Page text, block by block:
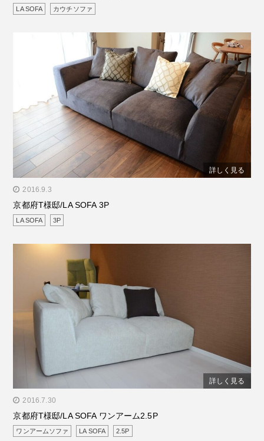
LA SOFA カウチソファ
" alt="京都府T様邸/LA SOFA 3P"/>
詳しく見る
2016.9.3
京都府T様邸/LA SOFA 3P
LA SOFA 3P
" alt="京都府T様邸/LA SOFA ワンアーム2.5P"/>
詳しく見る
2016.7.30
京都府T様邸/LA SOFA ワンアーム2.5P
ワンアームソファ LA SOFA 2.5P